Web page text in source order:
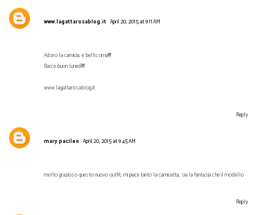
www.lagattarosablog.it April 20, 2015 at 9:11 AM
Adoro la camicia, è bellissima!!!!!
Baci e buon lunedì!!!!!
www.lagattarosablog.it
Reply
mary pacileo April 20, 2015 at 9:45 AM
molto grazioso questo nuovo outfit, mi piace tanto la camicetta, sia la fantasia che il modello
Reply